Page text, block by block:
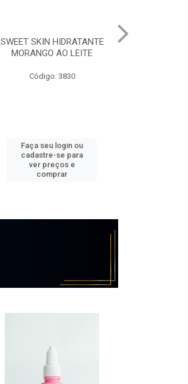
SWEET SKIN OLEO
REGENERADOR
Código: 3695
Faça seu login ou
cadastre-se para
ver preços e
comprar